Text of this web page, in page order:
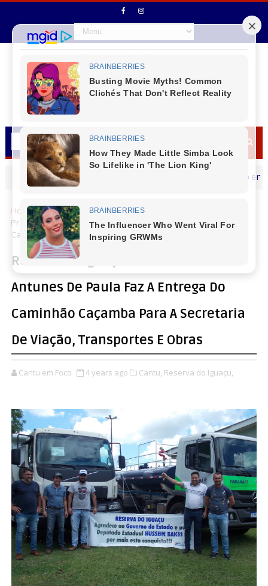
LOCAIS Acidente entre carro e motocicleta é registrado em
Home Cantu Reserva do Iguaçu
Prefeito Vitório Antunes De Paula Faz A Entrega Do Caminhão
Caçamba Para A Secretaria De Viação, Transportes E Obras
Reserva do Iguaçu - Prefeito Vitório
Antunes De Paula Faz A Entrega Do
Caminhão Caçamba Para A Secretaria
De Viação, Transportes E Obras
Cantu em Foco 4 years ago Cantu, Reserva do Iguaçu,